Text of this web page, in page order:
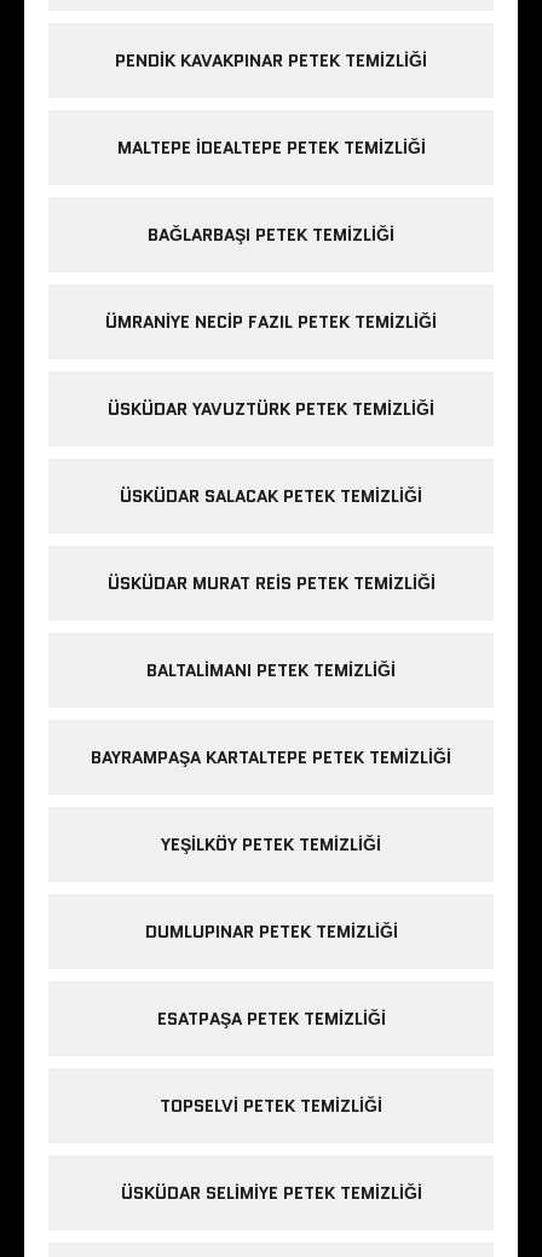
PENDIK KAVAKPINAR PETEK TEMIZLIĞI
MALTEPE IDEALTEPE PETEK TEMIZLIĞI
BAĞLARBAŞI PETEK TEMIZLIĞI
ÜMRANIYE NECIP FAZIL PETEK TEMIZLIĞI
ÜSKÜDAR YAVUZTÜRK PETEK TEMIZLIĞI
ÜSKÜDAR SALACAK PETEK TEMIZLIĞI
ÜSKÜDAR MURAT REIS PETEK TEMIZLIĞI
BALTALIMANI PETEK TEMIZLIĞI
BAYRAMPAŞA KARTALTEPE PETEK TEMIZLIĞI
YEŞILKÖY PETEK TEMIZLIĞI
DUMLUPINAR PETEK TEMIZLIĞI
ESATPAŞA PETEK TEMIZLIĞI
TOPSELVI PETEK TEMIZLIĞI
ÜSKÜDAR SELIMIYE PETEK TEMIZLIĞI